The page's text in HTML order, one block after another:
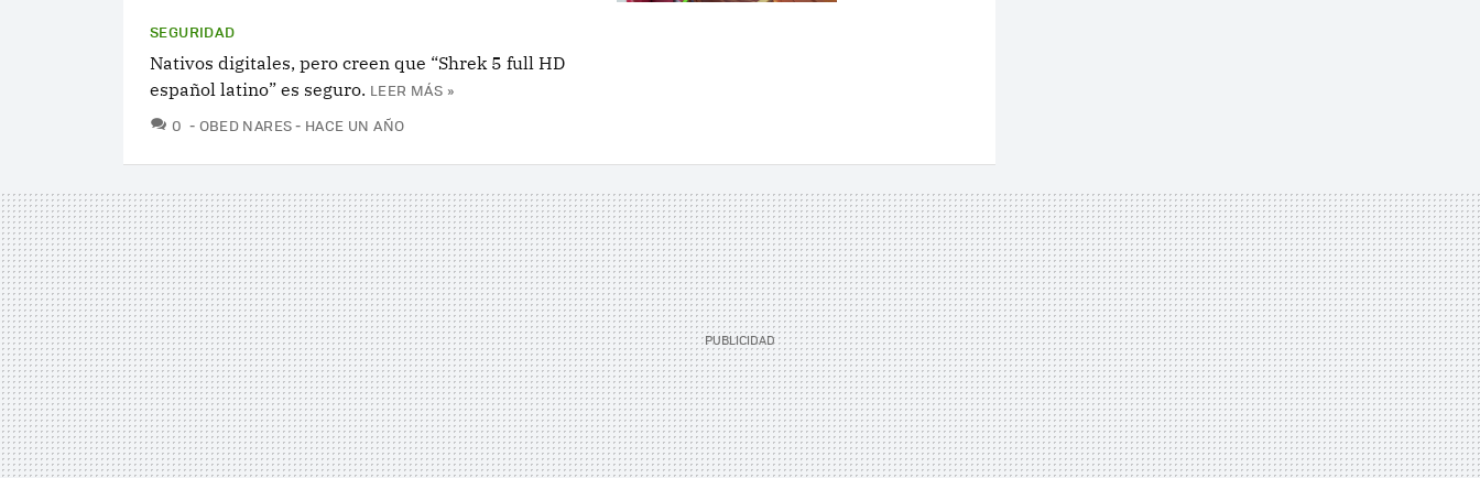
SEGURIDAD
Nativos digitales, pero creen que “Shrek 5 full HD
español latino” es seguro. LEER MÁS »
0 COMENTARIOS
OBED NARES HACE UN AÑO